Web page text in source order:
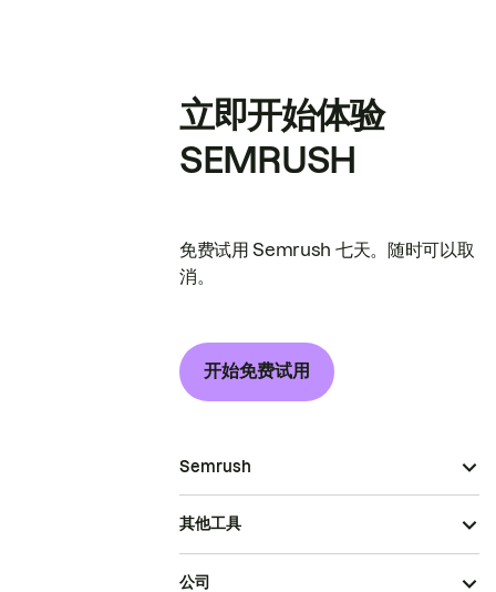
立即开始体验
SEMRUSH
免费试用 Semrush 七天。随时可以取
消。
开始免费试用
Semrush
其他工具
公司